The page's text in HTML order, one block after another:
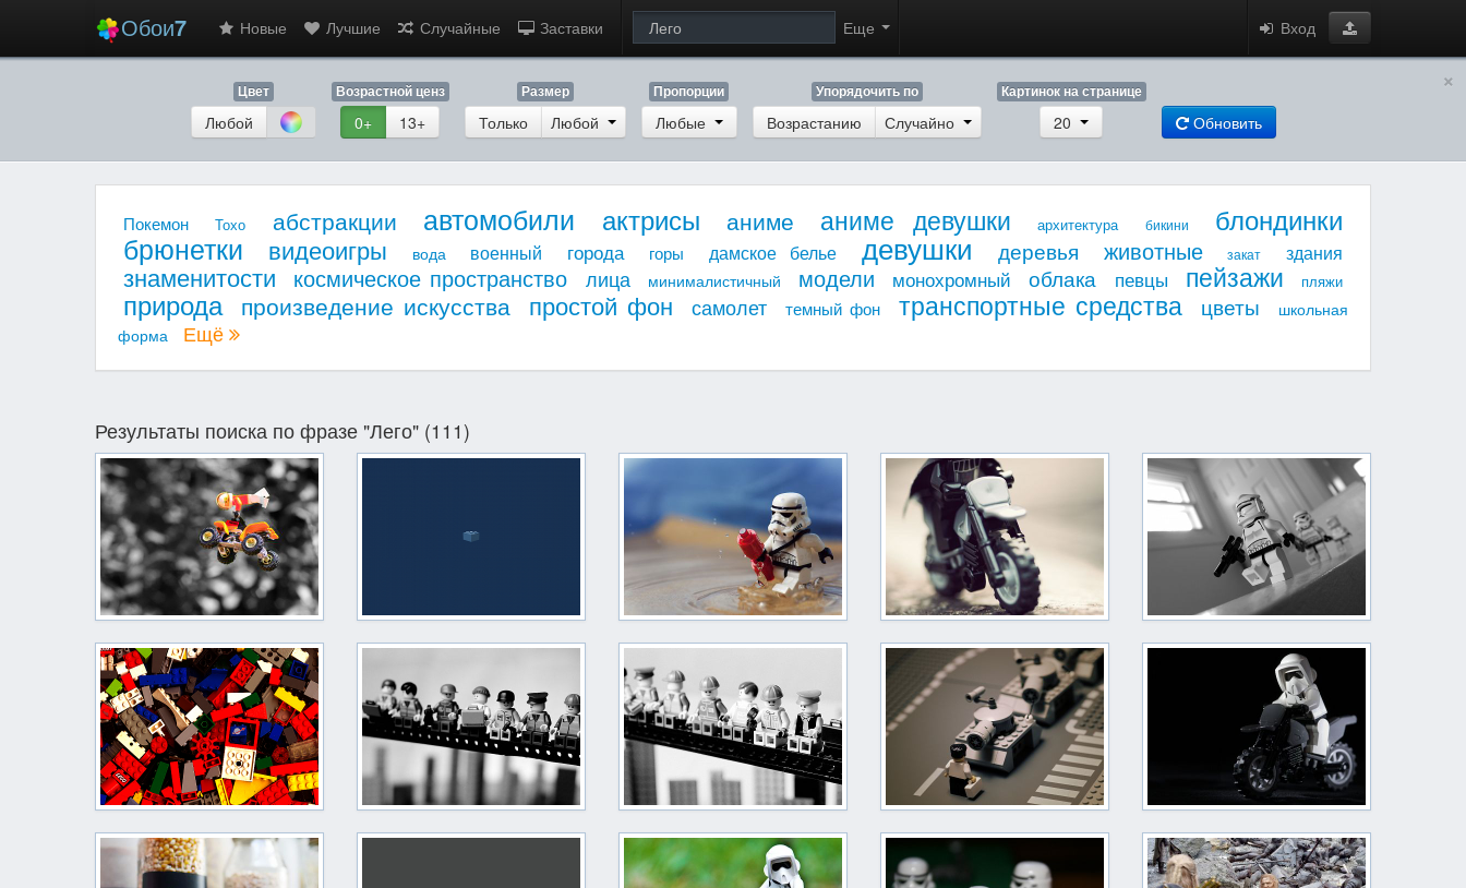
Обои7 Новые Лучшие Случайные Заставки Еще Вход
×
Цвет
Любой
Возрастной ценз
0+ 13+
Размер
Только Любой
Пропорции
Любые
Упорядочить по
Возрастанию Случайно
Картинок на странице
20 Обновить
Покемон Тохо абстракции автомобили актрисы аниме аниме девушки архитектура бикини блондинки
брюнетки видеоигры вода военный города горы дамское белье девушки деревья животные закат здания
знаменитости космическое пространство лица минималистичный модели монохромный облака певцы пейзажи пляжи
природа произведение искусства простой фон самолет темный фон транспортные средства цветы
школьная
форма
Ещё
Результаты поиска по фразе "Лего" (111)